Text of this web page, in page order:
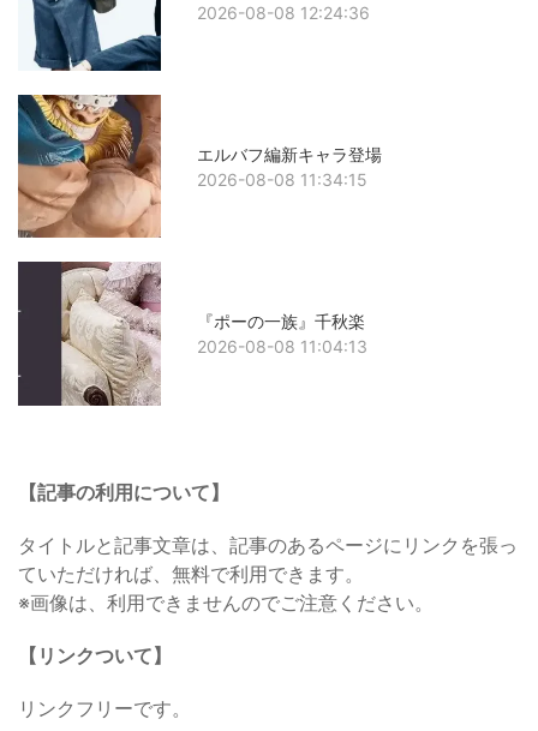
2026-08-08 12:24:36
エルバフ編新キャラ登場
2026-08-08 11:34:15
『ポーの一族』千秋楽
2026-08-08 11:04:13
【記事の利用について】
タイトルと記事文章は、記事のあるページにリンクを張っ
ていただければ、無料で利用できます。
※画像は、利用できませんのでご注意ください。
【リンクついて】
リンクフリーです。